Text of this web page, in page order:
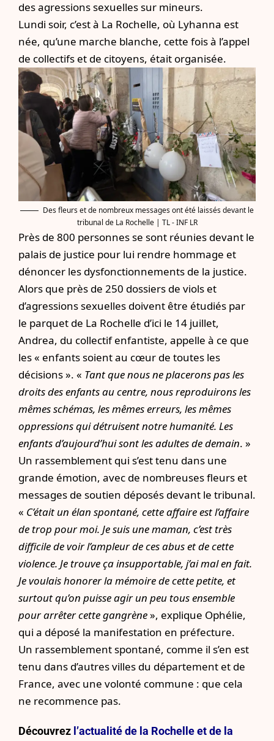
des agressions sexuelles sur mineurs.
Lundi soir, c’est à La Rochelle, où Lyhanna est
née, qu’une marche blanche, cette fois à l’appel
de collectifs et de citoyens, était organisée.
Des fleurs et de nombreux messages ont été laissés devant le
tribunal de La Rochelle | TL - INF LR
Près de 800 personnes se sont réunies devant le
palais de justice pour lui rendre hommage et
dénoncer les dysfonctionnements de la justice.
Alors que près de 250 dossiers de viols et
d’agressions sexuelles doivent être étudiés par
le parquet de La Rochelle d’ici le 14 juillet,
Andrea, du collectif enfantiste, appelle à ce que
les « enfants soient au cœur de toutes les
décisions ». « Tant que nous ne placerons pas les
droits des enfants au centre, nous reproduirons les
mêmes schémas, les mêmes erreurs, les mêmes
oppressions qui détruisent notre humanité. Les
enfants d’aujourd’hui sont les adultes de demain. »
Un rassemblement qui s’est tenu dans une
grande émotion, avec de nombreuses fleurs et
messages de soutien déposés devant le tribunal.
« C’était un élan spontané, cette affaire est l’affaire
de trop pour moi. Je suis une maman, c’est très
difficile de voir l’ampleur de ces abus et de cette
violence. Je trouve ça insupportable, j’ai mal en fait.
Je voulais honorer la mémoire de cette petite, et
surtout qu’on puisse agir un peu tous ensemble
pour arrêter cette gangrène», explique Ophélie,
qui a déposé la manifestation en préfecture.
Un rassemblement spontané, comme il s’en est
tenu dans d’autres villes du département et de
France, avec une volonté commune : que cela
ne recommence pas.
Découvrez l’actualité de la Rochelle et de la